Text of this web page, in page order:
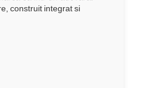
construit integrat si